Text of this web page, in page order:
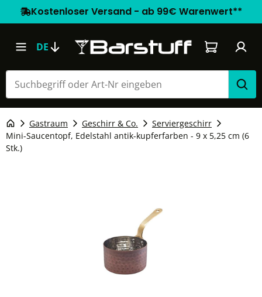
Kostenloser Versand - ab 99€ Warenwert**
DE Warenkorb
Gastraum Geschirr & Co.
Serviergeschirr
Mini-Saucentopf, Edelstahl antik-kupferfarben - 9 x 5,25 cm (6
Stk.)